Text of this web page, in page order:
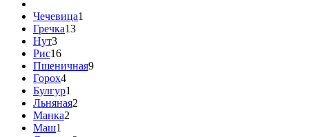
Чечевица1
Гречка13
Нут3
Рис16
Пшеничная9
Горох4
Булгур1
Льняная2
Манка2
Маш1